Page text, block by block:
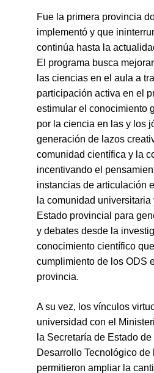
Fue la primera provincia
implementó y que
continúa hasta la
El programa busca
las ciencias en el aula a
participación activa en el
estimular el conocimiento
por la ciencia en las y los
generación de lazos
comunidad científica y la
incentivando el
instancias de articulación
la comunidad universitaria
Estado provincial para
y debates desde la
conocimiento científico
cumplimiento de los ODS
provincia.
A su vez, los vínculos
universidad con el
la Secretaría de Estado
Desarrollo Tecnológico de
permitieron ampliar la